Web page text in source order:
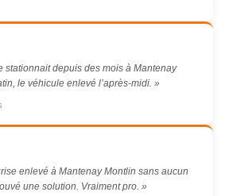
stationnait depuis des mois à Mantenay
le véhicule enlevé l’après-midi. »
enlevé à Mantenay Montlin sans aucun
une solution. Vraiment pro. »